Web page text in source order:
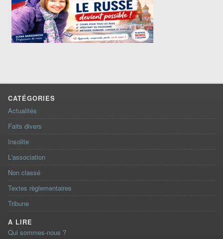
CATÉGORIES
Actualités
Faits divers
Insolite
L'association
Non classé
Textes règlementaires
Tribune
A LIRE
Qui sommes-nous ?